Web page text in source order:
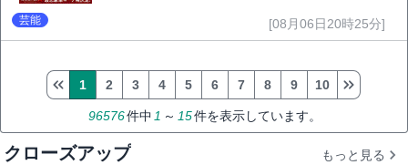
芸能 [08月06日20時25分]
96576件中 1 ～ 15件を表示しています。
1 2 3 4 5 6 7 8 9 10
クローズアップ もっと見る